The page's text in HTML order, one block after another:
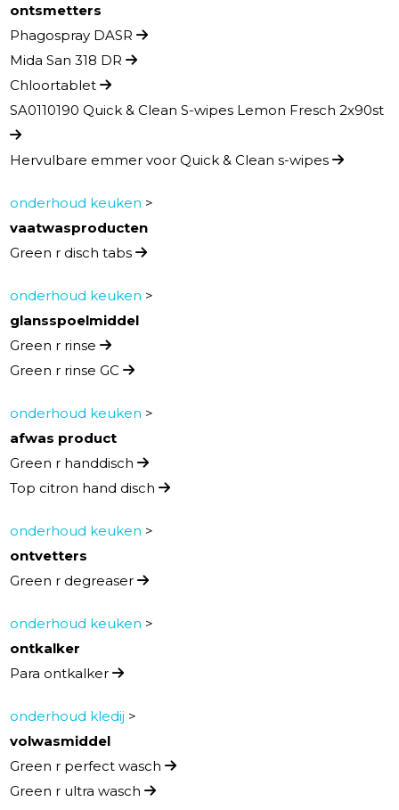
ontsmetters
Phagospray DASR
Mida San 318 DR
Chloortablet
SA0110190 Quick & Clean S-wipes Lemon Fresch 2x90st
Hervulbare emmer voor Quick & Clean s-wipes
onderhoud keuken >
vaatwasproducten
Green r disch tabs
onderhoud keuken >
glansspoelmiddel
Green r rinse
Green r rinse GC
onderhoud keuken >
afwas product
Green r handdisch
Top citron hand disch
onderhoud keuken >
ontvetters
Green r degreaser
onderhoud keuken >
ontkalker
Para ontkalker
onderhoud kledij >
volwasmiddel
Green r perfect wasch
Green r ultra wasch